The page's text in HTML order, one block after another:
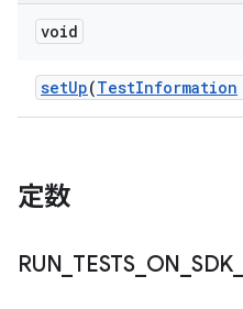
void
setUp(TestInformation
定数
RUN TESTS_ ON SDK